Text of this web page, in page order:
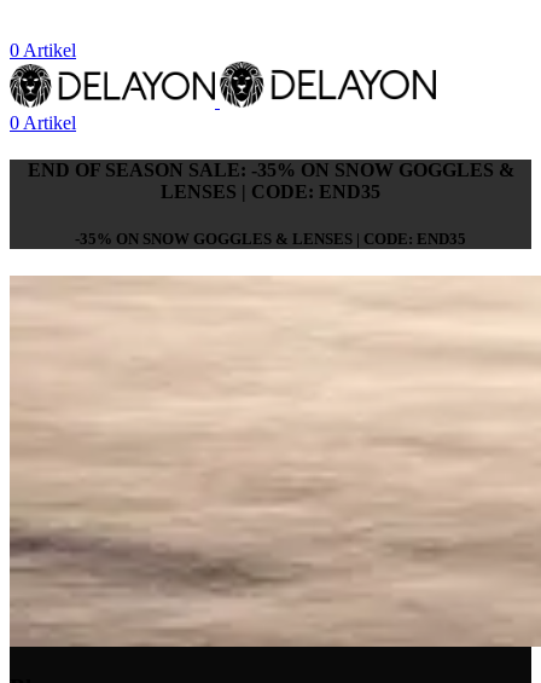
0 Artikel
0 Artikel
END OF SEASON SALE: -35% ON SNOW GOGGLES &
LENSES | CODE: END35
-35% ON SNOW GOGGLES & LENSES | CODE: END35